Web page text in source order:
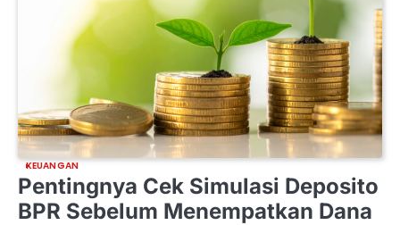
KEUANGAN
Pentingnya Cek Simulasi Deposito
BPR Sebelum Menempatkan Dana